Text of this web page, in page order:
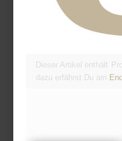
Dieser Artikel enthält
dazu erfährst Du am